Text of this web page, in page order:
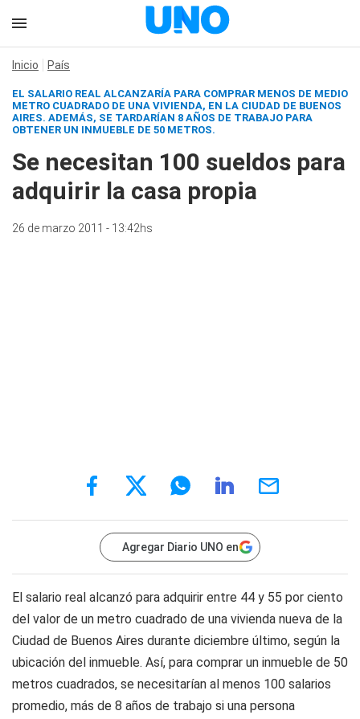
Inicio País
EL SALARIO REAL ALCANZARÍA PARA COMPRAR MENOS DE MEDIO
METRO CUADRADO DE UNA VIVIENDA, EN LA CIUDAD DE BUENOS
AIRES. ADEMÁS, SE TARDARÍAN 8 AÑOS DE TRABAJO PARA
OBTENER UN INMUEBLE DE 50 METROS.
Se necesitan 100 sueldos para
adquirir la casa propia
26 de marzo 2011 - 13:42hs
Agregar Diario UNO en
El salario real alcanzó para adquirir entre 44 y 55 por ciento
del valor de un metro cuadrado de una vivienda nueva de la
Ciudad de Buenos Aires durante diciembre último, según la
ubicación del inmueble. Así, para comprar un inmueble de 50
metros cuadrados, se necesitarían al menos 100 salarios
promedio, más de 8 años de trabajo si una persona